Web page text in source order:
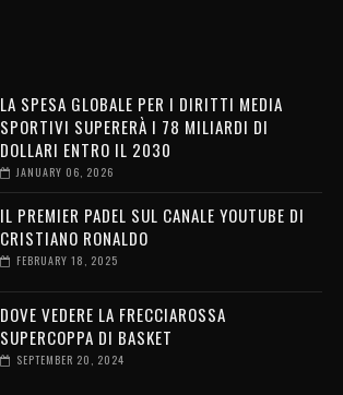
LA SPESA GLOBALE PER I DIRITTI MEDIA
SPORTIVI SUPERERÀ I 78 MILIARDI DI
DOLLARI ENTRO IL 2030
JANUARY 06, 2026
IL PREMIER PADEL SUL CANALE YOUTUBE DI
CRISTIANO RONALDO
FEBRUARY 18, 2025
DOVE VEDERE LA FRECCIAROSSA
SUPERCOPPA DI BASKET
SEPTEMBER 20, 2024